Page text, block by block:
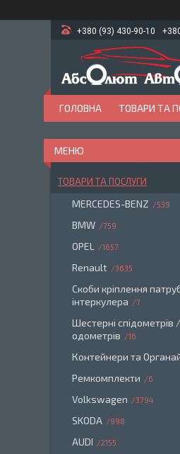
+380 (93) 430-90-10
ГОЛОВНА ТОВАРИ ТА
ТОВАРИ ТА ПОСЛУГИ
MERCEDES-BENZ 539
BMW 759
OPEL 1657
Renault 3635
Скоби кріплення
інтеркулера
7
Шестерні спідометрів /
одометрів
16
Контейнери та
Ремкомплекти 6
Volkswagen 3794
SKODA 998
AUDI 2155